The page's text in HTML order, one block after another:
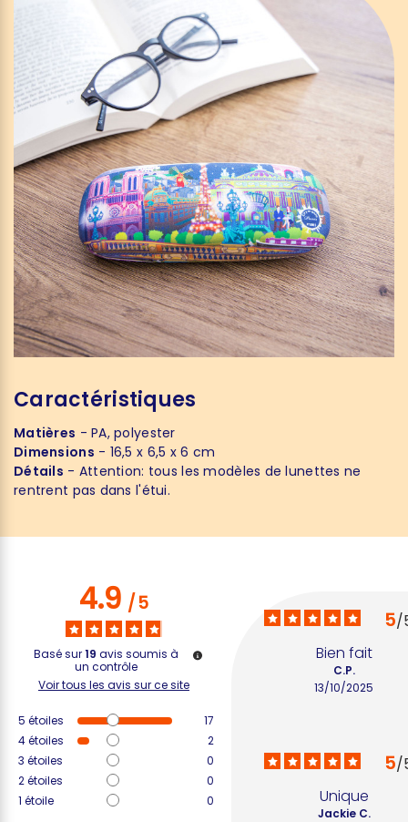
Caractéristiques
Matières - PA, polyester
Dimensions - 16,5 x 6,5 x 6 cm
Détails - Attention: tous les modèles de lunettes ne
rentrent pas dans l'étui.
4.9/5
Basé sur19 avis soumis à
un contrôle
Voir tous les avis sur ce site
5 étoiles
17
4étoiles
2
3 étoiles
0
2étoiles
0
1 étoile 0
5/
Bien fait
13/10/2025
C.P.
5/
Unique
Jackie C.